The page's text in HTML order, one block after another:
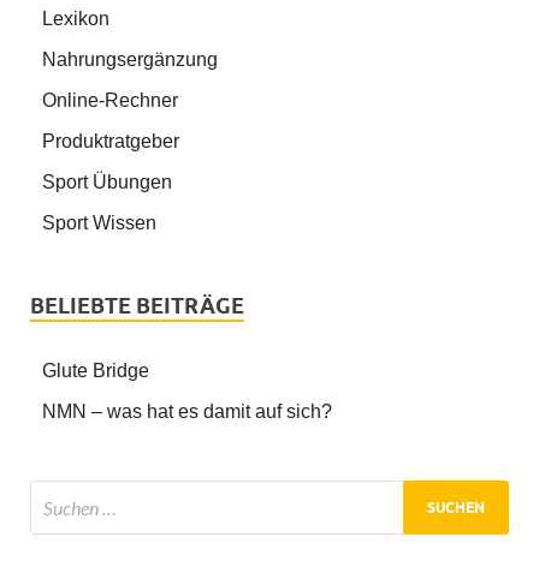
Lexikon
Nahrungsergänzung
Online-Rechner
Produktratgeber
Sport Übungen
Sport Wissen
BELIEBTE BEITRÄGE
Glute Bridge
NMN – was hat es damit auf sich?